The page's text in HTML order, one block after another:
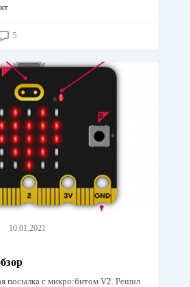
5
10.01.2021
посылка с микро:битом V2. Решил